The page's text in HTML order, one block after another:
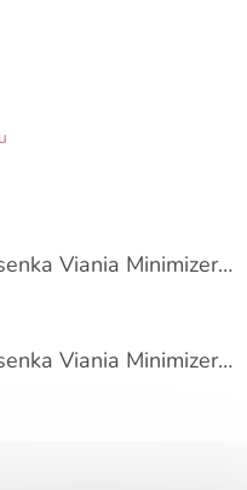
Zmenšovací podprsenka Viania Minimizer 14586
5 hvězdiček.
Zmenšovací podprsenka Viania Minimizer 14586
5 hvězdiček.